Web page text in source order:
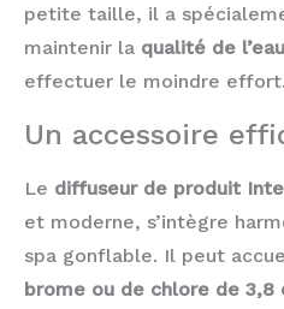
petite taille, il a
maintenir la qualité de l’eau
effectuer le moindre effort.
Un accessoire
Le diffuseur de produit
et moderne, s’intègre
spa gonflable. Il peut
brome ou de chlore de 3,8